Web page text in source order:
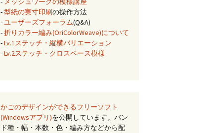
-型紙の実寸印刷の操作方法
-ユーザーズフォーラム(Q&A)
-折りカラー編み(OriColorWeave)について
-Lv.1ステッチ・縦横バリエーション
-Lv.2ステッチ・クロスベース模様
かごのデザインができるフリーソフト
(Windowsアプリ)を公開しています。バン
ド種・幅・本数・色・編み方などから配